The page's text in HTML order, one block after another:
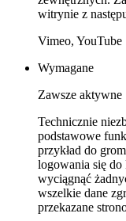
witrynie z
Vimeo, YouTube
Wymagane
Zawsze aktywne
Technicznie
podstawowe
przykład do
logowania się do
wyciągnąć
wszelkie dane
przekazane